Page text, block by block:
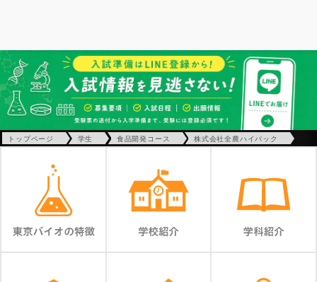
トップページ 学生 食品開発コース 株式会社全農ハイパック